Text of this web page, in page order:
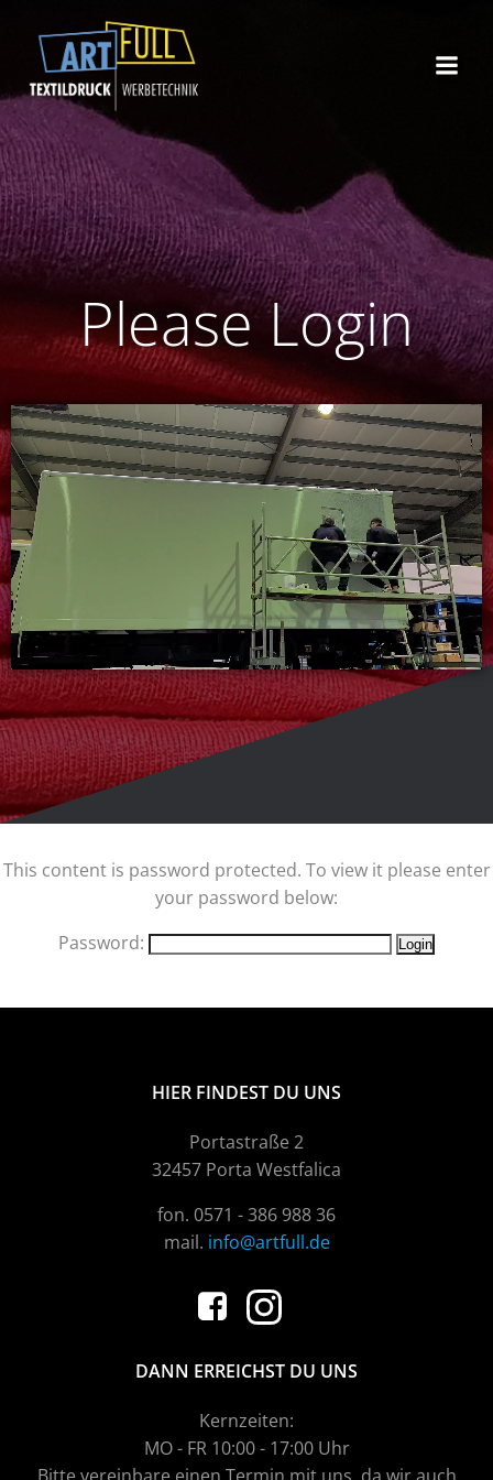
Please Login
This content is password protected. To view it please enter
your password below:
Password:
HIER FINDEST DU UNS
Portastraße 2
32457 Porta Westfalica
fon. 0571 - 386 988 36
mail. info@artfull.de
DANN ERREICHST DU UNS
Kernzeiten:
MO - FR 10:00 - 17:00 Uhr
Bitte vereinbare einen Termin mit uns, da wir auch